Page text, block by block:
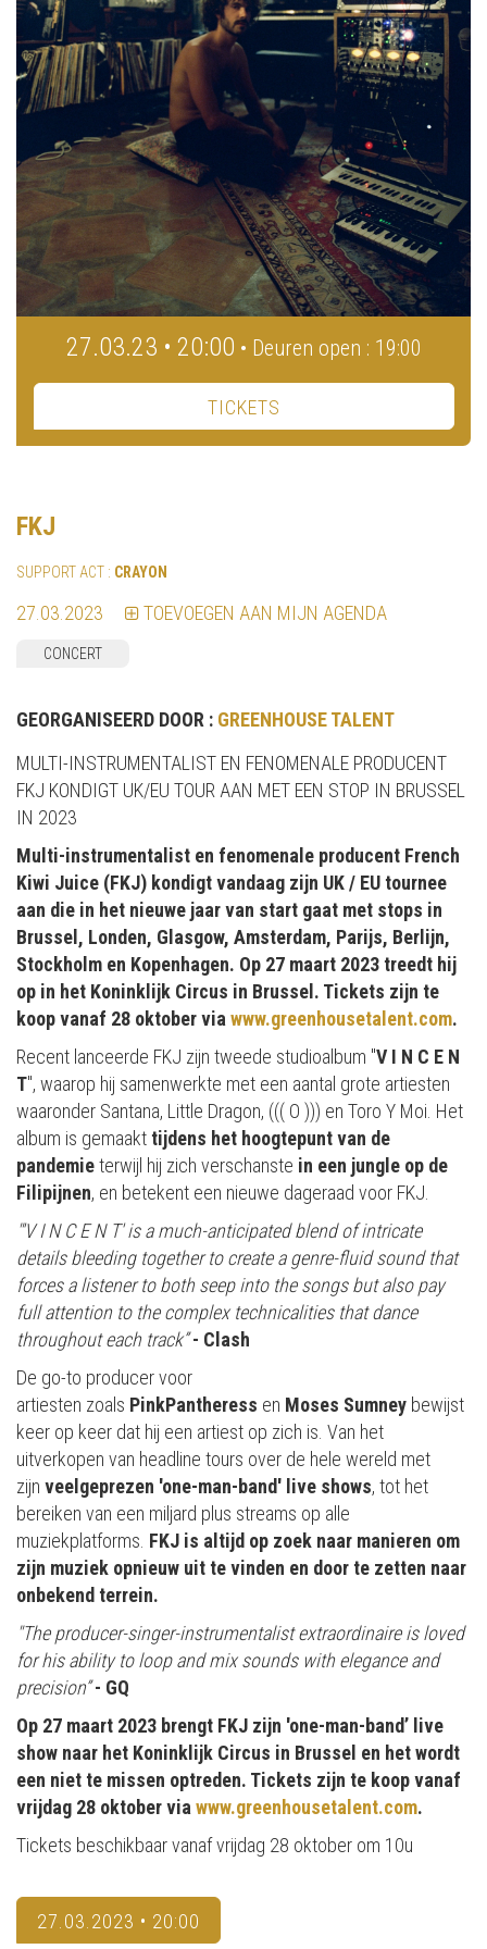
27.03.23 • 20:00 • Deuren open : 19:00
TICKETS
FKJ
SUPPORT ACT : CRAYON
27.03.2023 TOEVOEGEN AAN MIJN AGENDA
CONCERT
GEORGANISEERD DOOR : GREENHOUSE TALENT
MULTI-INSTRUMENTALIST EN FENOMENALE PRODUCENT
FKJ KONDIGT UK/EU TOUR AAN MET EEN STOP IN BRUSSEL
IN 2023
Multi-instrumentalist en fenomenale producent French
Kiwi Juice (FKJ) kondigt vandaag zijn UK / EU tournee
aan die in het nieuwe jaar van start gaat met stops in
Brussel, Londen, Glasgow, Amsterdam, Parijs, Berlijn,
Stockholm en Kopenhagen. Op 27 maart 2023 treedt hij
op in het Koninklijk Circus in Brussel. Tickets zijn te
koop vanaf 28 oktober via www.greenhousetalent.com.
Recent lanceerde FKJ zijn tweede studioalbum "V I N C E N
T", waarop hij samenwerkte met een aantal grote artiesten
waaronder Santana, Little Dragon, ((( O ))) en Toro Y Moi. Het
album is gemaakt tijdens het hoogtepunt van de
pandemieterwijl hij zich verschanste in een jungle op de
Filipijnen, en betekent een nieuwe dageraad voor FKJ.
"'V I N C E N T' is a much-anticipated blend of intricate
details bleeding together to create a genre-fluid sound that
forces a listener to both seep into the songs but also pay
full attention to the complex technicalities that dance
throughout each track”- Clash
De go-to producer voor
artiesten zoals PinkPantheress en Moses Sumney bewijst
keer op keer dat hij een artiest op zich is. Van het
uitverkopen van headline tours over de hele wereld met
zijn veelgeprezen 'one-man-band' live shows, tot het
bereiken van een miljard plus streams op alle
muziekplatforms. FKJ is altijd op zoek naar manieren om
zijn muziek opnieuw uit te vinden en door te zetten naar
onbekend terrein.​
"The producer-singer-instrumentalist extraordinaire is loved
for his ability to loop and mix sounds with elegance and
precision”- GQ
Op 27 maart 2023 brengt FKJ zijn 'one-man-band’ live
show naar het Koninklijk Circus in Brussel en het wordt
een niet te missen optreden. Tickets zijn te koop vanaf
vrijdag 28 oktober via www.greenhousetalent.com.
Tickets beschikbaar vanaf vrijdag 28 oktober om 10u
27.03.2023 • 20:00